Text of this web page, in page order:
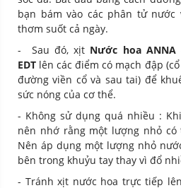
bạn bám vào các phân tử
thơm suốt cả ngày.
- Sau đó, xịt Nước hoa ANNA
EDT lên các điểm có mạch đập
đường viền cổ và sau tai) để
sức nóng của cơ thể.
- Không sử dụng quá nhiều :
nên nhớ rằng một lượng nhỏ
Nên áp dụng một lượng nhỏ
bên trong khuỷu tay thay vì đổ
- Tránh xịt nước hoa trực tiếp